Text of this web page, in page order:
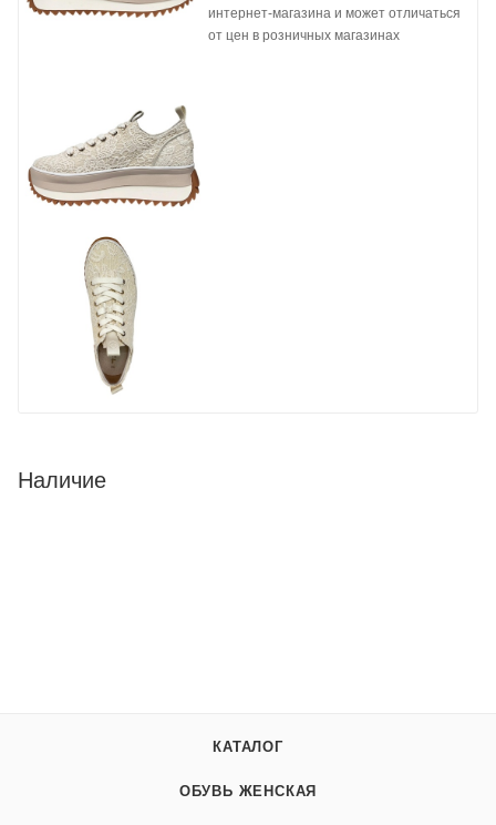
интернет-магазина и может отличаться
от цен в розничных магазинах
Наличие
КАТАЛОГ
ОБУВЬ ЖЕНСКАЯ